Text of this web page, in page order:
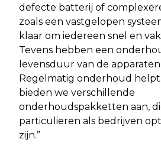
defecte batterij of
zoals een vastgelopen
klaar om iedereen snel en
Tevens hebben een
levensduur van de
Regelmatig onderhoud
bieden we verschillende
onderhoudspakketten aan,
particulieren als bedrijven
zijn.”